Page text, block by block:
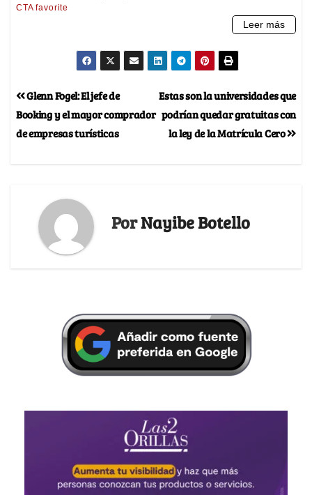
Estas son la universidades que
podrían quedar gratuitas con
la ley de la Matrícula Cero
Glenn Fogel: El jefe de
Booking y el mayor comprador
de empresas turísticas
PorNayibe Botello